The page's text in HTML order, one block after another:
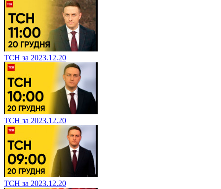
ТСН за 2023.12.20
ТСН за 2023.12.20
ТСН за 2023.12.20